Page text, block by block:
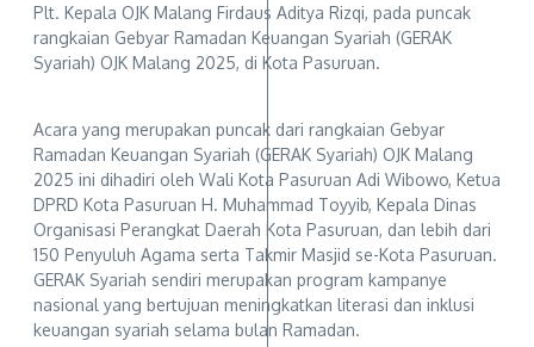
Plt. Kepala OJK Malang Firdaus Aditya Rizqi, pada puncak
rangkaian Gebyar Ramadan Keuangan Syariah (GERAK
Syariah) OJK Malang 2025, di Kota Pasuruan.
Acara yang merupakan puncak dari rangkaian Gebyar
Ramadan Keuangan Syariah (GERAK Syariah) OJK Malang
2025 ini dihadiri oleh Wali Kota Pasuruan Adi Wibowo, Ketua
DPRD Kota Pasuruan H. Muhammad Toyyib, Kepala Dinas
Organisasi Perangkat Daerah Kota Pasuruan, dan lebih dari
150 Penyuluh Agama serta Takmir Masjid se-Kota Pasuruan.
GERAK Syariah sendiri merupakan program kampanye
nasional yang bertujuan meningkatkan literasi dan inklusi
keuangan syariah selama bulan Ramadan.